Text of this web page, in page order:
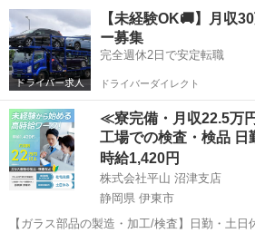
北海道 札幌市 厚別駅 収納家具
【未経験OK🚚】月収
ー募集
完全週休2日で安定転職
ドライバーダイレクト
≪寮完備・月収22.5万
工場での検査・検品 日
時給1,420円
株式会社平山 沼津支店
静岡県 伊東市
【ガラス部品の製造・加工/検査】日勤・土日